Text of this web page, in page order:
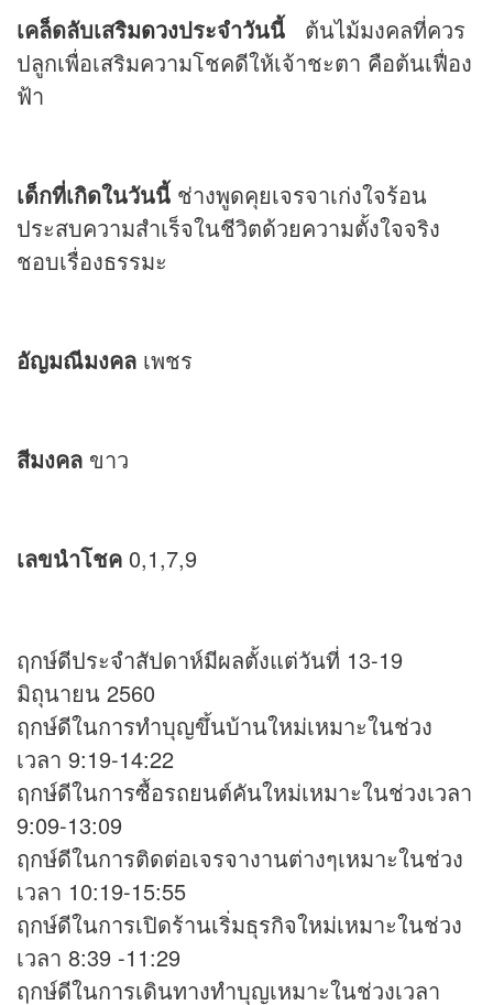
เคล็ดลับเสริมดวงประจำวันนี้ ต้นไม้มงคลที่ควร
ปลูกเพื่อเสริมความโชคดีให้เจ้าชะตา คือต้นเฟื่อง
ฟ้า
เด็กที่เกิดในวันนี้ ช่างพูดคุยเจรจาเก่งใจร้อน
ประสบความสำเร็จในชีวิตด้วยความตั้งใจจริง
ชอบเรื่องธรรมะ
อัญมณีมงคล เพชร
สีมงคล ขาว
เลขนำโชค 0,1,7,9
ฤกษ์ดีประจำสัปดาห์มีผลตั้งแต่วันที่ 13-19
มิถุนายน 2560
ฤกษ์ดีในการทำบุญขึ้นบ้านใหม่เหมาะในช่วง
เวลา 9:19-14:22
ฤกษ์ดีในการซื้อรถยนต์คันใหม่เหมาะในช่วงเวลา
9:09-13:09
ฤกษ์ดีในการติดต่อเจรจางานต่างๆเหมาะในช่วง
เวลา 10:19-15:55
ฤกษ์ดีในการเปิดร้านเริ่มธุรกิจใหม่เหมาะในช่วง
เวลา 8:39 -11:29
ฤกษ์ดีในการเดินทางทำบุญเหมาะในช่วงเวลา